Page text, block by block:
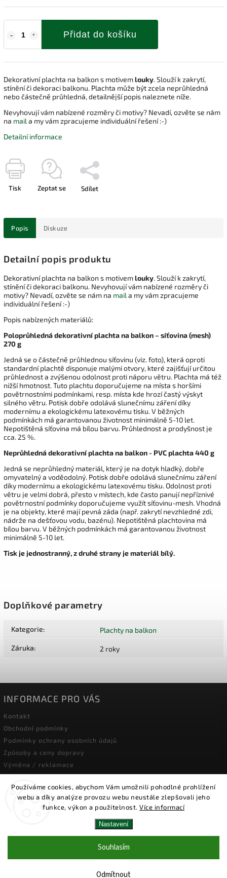
Používáme cookies, abychom Vám umožnili pohodlné prohlížení
webu a díky analýze provozu webu neustále zlepšovali jeho
funkce, výkon a použitelnost. Více informací
Nastavení
Odmítnout
Souhlasím
Přidat do košíku
Dekorativní plachta na balkon s motivemlouky. Slouží k zakrytí,
stínění či dekoraci balkonu. Plachta může být zcela neprůhledná
nebo částečně průhledná, detailnější popis naleznete níže.
Nevyhovují vám nabízené rozměry či motivy? Nevadí, ozvěte se nám
na mail a my vám zpracujeme individuální řešení :-)
Detailní informace
Tisk Zeptat se Sdílet
Popis Diskuze
Detailní popis produktu
Dekorativní plachta na balkon s motivemlouky. Slouží k zakrytí,
stínění či dekoraci balkonu. Nevyhovují vám nabízené rozměry či
motivy? Nevadí, ozvěte se nám na mail a my vám zpracujeme
individuální řešení :-)
Popis nabízených materiálů:
Poloprůhledná dekorativní plachta na balkon – síťovina (mesh)
270 g
Jedná se o částečně průhlednou síťovinu (viz. foto), která oproti
standardní plachtě disponuje malými otvory, které zajišťují určitou
průhlednost a zvýšenou odolnost proti náporu větru. Plachta má též
nižší hmotnost. Tuto plachtu doporučujeme na místa s horšími
povětrnostními podmínkami, resp. místa kde hrozí častý výskyt
silného větru. Potisk dobře odolává slunečnímu záření díky
modernímu a ekologickému latexovému tisku.V běžných
podmínkách má garantovanou životnost minimálně 5-10 let.
Nepotištěná síťovina má bílou barvu. Průhlednost a prodyšnost je
cca. 25 %.
Neprůhledná dekorativní plachta na balkon - PVC plachta 440 g
Jedná se neprůhledný materiál, který je na dotyk hladký, dobře
omyvatelný a voděodolný. Potisk dobře odolává slunečnímu záření
díky modernímu a ekologickému latexovému tisku. Odolnost proti
větru je velmi dobrá, přesto v místech, kde často panují nepříznivé
povětrnostní podmínky doporučujeme využít síťovinu-mesh. Vhodná
je na objekty, které mají pevná záda (např. zakrytí nevzhledné zdi,
nádrže na dešťovou vodu, bazénu). Nepotištěná plachtovina má
bílou barvu. V běžných podmínkách má garantovanou životnost
minimálně 5-10 let.
Tisk je jednostranný, z druhé strany je materiál bílý.
Doplňkové parametry
Kategorie: Plachty na balkon
Záruka: 2 roky
INFORMACE PRO VÁS
Kontakt
Obchodní podmínky
Podmínky ochrany osobních údajů
Způsoby a ceny dopravy
Výměna / reklamace
FACEBOOK